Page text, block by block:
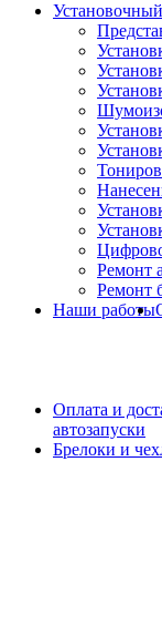
Ремонт
Ремонт
Наши работы
Оплата и
автозапуски
Брелоки и